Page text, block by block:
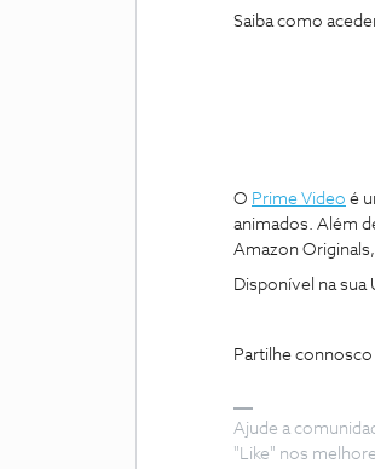
Saiba como
O Prime Video é
animados. Além
Amazon
Disponível na sua
Partilhe
Ajude a
"Like" nos